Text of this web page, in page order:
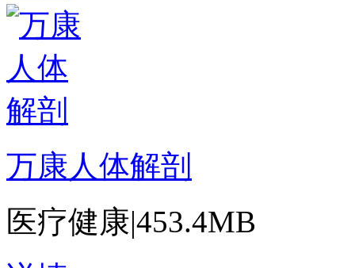
万康人体解剖
医疗健康|453.4MB